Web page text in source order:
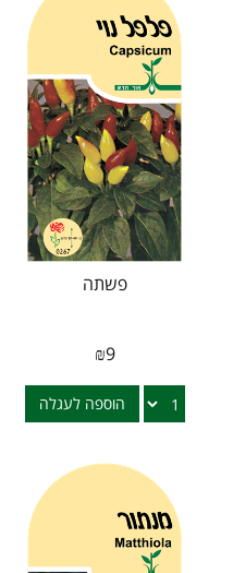
פשתה
₪9
הוספה לעגלה